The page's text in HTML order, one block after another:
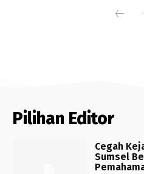
Pilihan Editor
Cegah
Sumsel